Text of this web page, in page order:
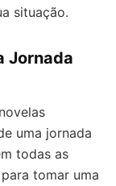
situação.
Jornada
uma jornada
todas as
tomar uma